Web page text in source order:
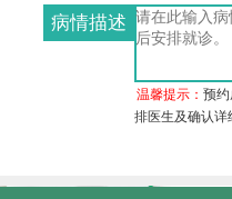
病情描述
温馨提示：预
排医生及确认详